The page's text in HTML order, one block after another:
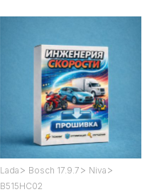
Lada > Bosch 17.9.7 > Niva >
B515HC02